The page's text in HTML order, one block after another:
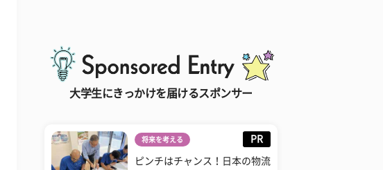
大学生にきっかけを届けるスポンサー
将来を考える PR
ピンチはチャンス！日本の物流